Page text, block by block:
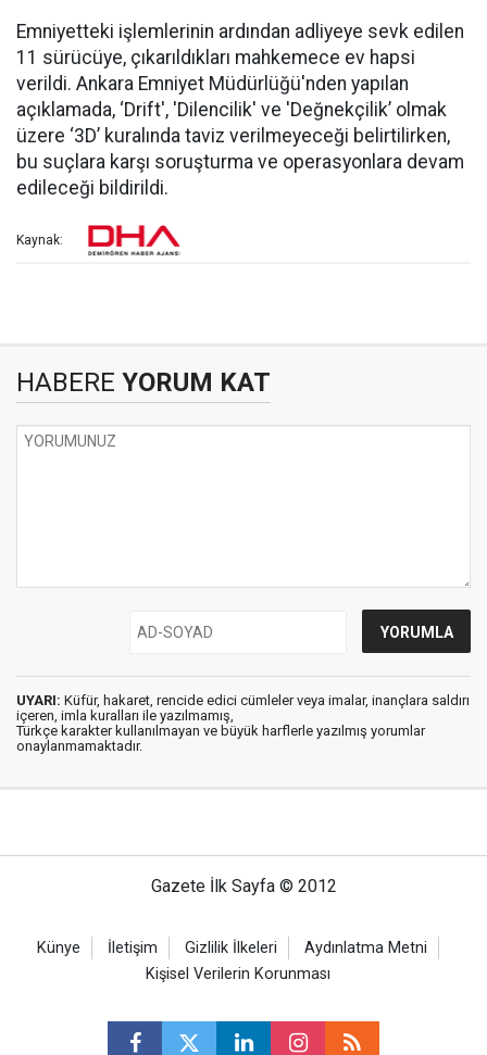
Emniyetteki işlemlerinin ardından adliyeye sevk edilen
11 sürücüye, çıkarıldıkları mahkemece ev hapsi
verildi. Ankara Emniyet Müdürlüğü'nden yapılan
açıklamada, ‘Drift', 'Dilencilik' ve 'Değnekçilik’ olmak
üzere ‘3D’ kuralında taviz verilmeyeceği belirtilirken,
bu suçlara karşı soruşturma ve operasyonlara devam
edileceği bildirildi.
Kaynak:
HABERE YORUM KAT
UYARI: Küfür, hakaret, rencide edici cümleler veya imalar, inançlara saldırı
içeren, imla kuralları ile yazılmamış,
Türkçe karakter kullanılmayan ve büyük harflerle yazılmış yorumlar
onaylanmamaktadır.
Gazete İlk Sayfa © 2012
Künye İletişim Gizlilik İlkeleri
Aydınlatma Metni
Kişisel Verilerin Korunması